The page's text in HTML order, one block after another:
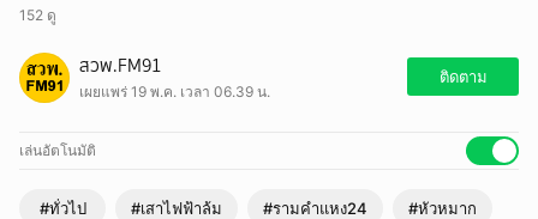
152 ดู
เครนเกี่ยวสายสื่อสาร ดึงเสาไฟฟ้าล้ม 7 ต้น ถ.ถาวรธวัช ตัดรามคำแหง 24
ไม่มีผู้ได้รับบาดเจ็บ ปิดจราจรชั่วคราว
อ่านข่าว https://www.fm91bkk.com/newsarticle/72152
สวพ.FM91
เผยแพร่ 19 พ.ค. เวลา 06.39 น.
ติดตาม
เล่นอัตโนมัติ
#ทั่วไป #เสาไฟฟ้าล้ม #รามคำแหง24 #หัวหมาก